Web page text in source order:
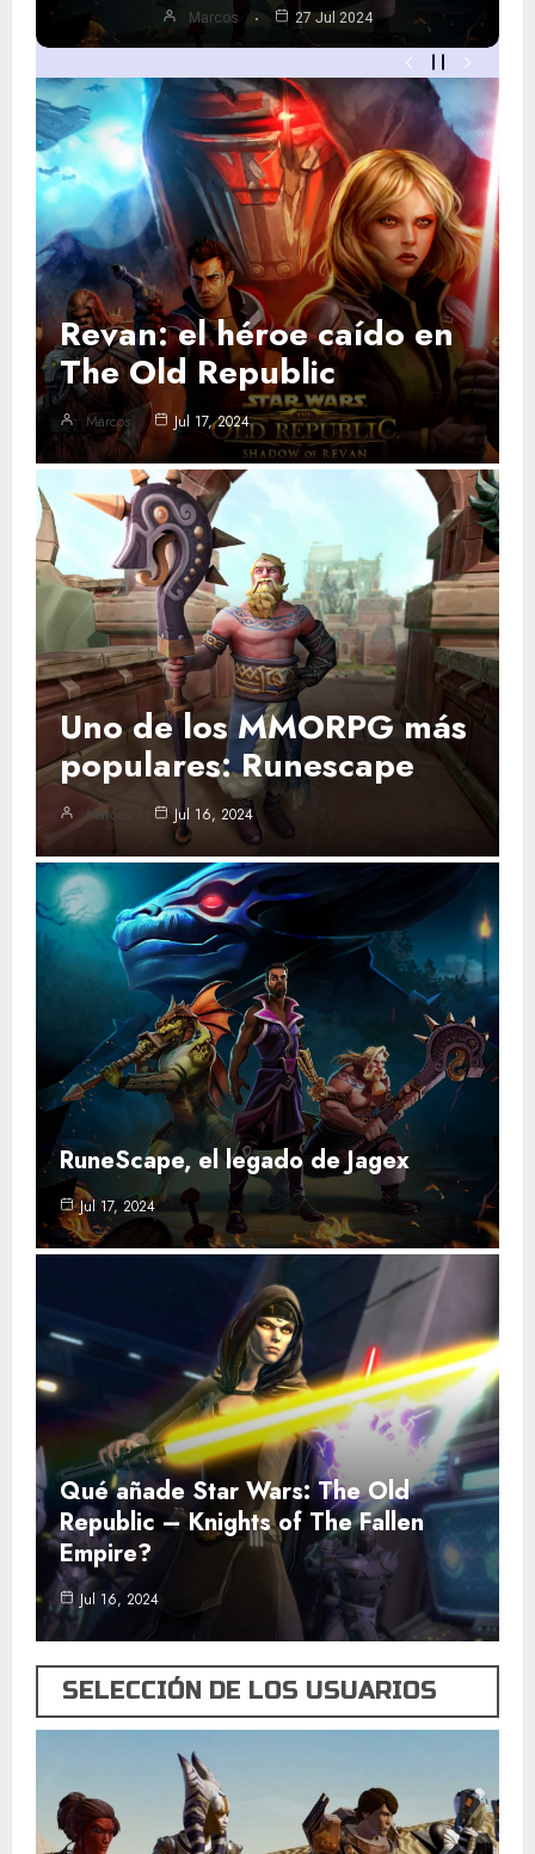
Marcos 27 Jul 2024
¿Cómo ganar dinero en RuneScape sin ser miembro?
Revan: el héroe caído en
The Old Republic
Marcos Jul 17, 2024
RuneScape, el legado de Jagex
Jul 17, 2024
Qué añade Star Wars: The Old
Republic – Knights of The Fallen
Empire?
Jul 16, 2024
Uno de los MMORPG más
populares: Runescape
Marcos Jul 16, 2024
SELECCIÓN DE LOS USUARIOS